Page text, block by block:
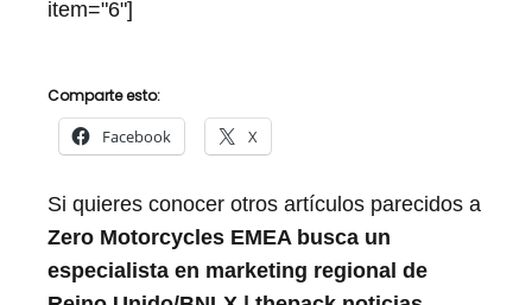
item="6"]
Comparte esto:
Facebook X
Si quieres conocer otros artículos parecidos a
Zero Motorcycles EMEA busca un
especialista en marketing regional de